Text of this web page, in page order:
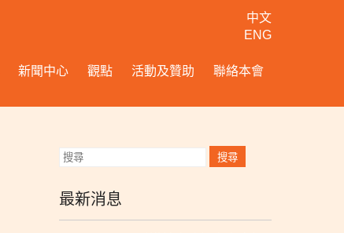
中文
ENG
新聞中心 觀點 活動及贊助 聯絡本會
最新消息